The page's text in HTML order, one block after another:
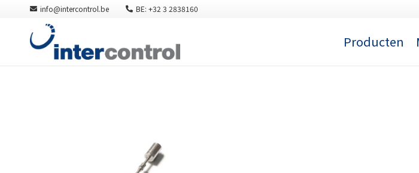
info@intercontrol.be BE: +32 3 2838160
Producten